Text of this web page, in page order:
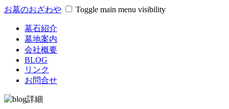
お墓のおざわや Toggle main menu visibility
墓石紹介
墓地案内
会社概要
BLOG
リンク
お問合せ